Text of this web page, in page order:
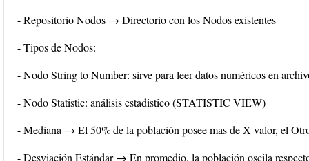
- Repositorio Nodos → Directorio con los Nodos existentes
- Tipos de Nodos:
- Nodo String to Number: sirve para leer datos numéricos en
- Nodo Statistic: análisis estadistico (STATISTIC VIEW)
- Mediana → El 50% de la población posee mas de X valor, el
- Desviación Estándar → En promedio, la población oscila